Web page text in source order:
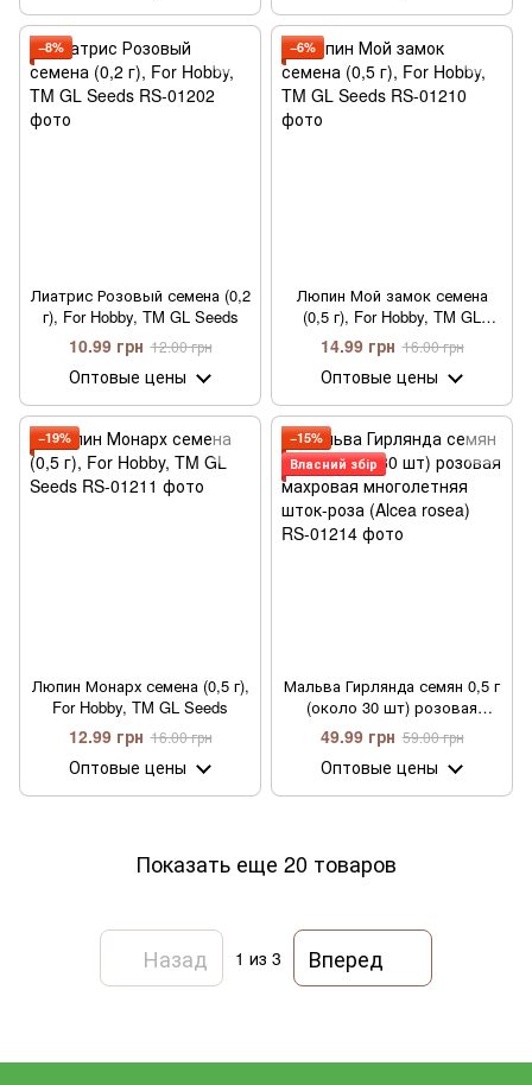
−8%
Лиатрис Розовый семена (0,2
г), For Hobby, TM GL Seeds
10.99 грн 12.00 грн
Оптовые цены
−6%
Люпин Мой замок семена
(0,5 г), For Hobby, TM GL
Seeds
14.99 грн 16.00 грн
Оптовые цены
−19%
Люпин Монарх семена (0,5 г),
For Hobby, TM GL Seeds
12.99 грн 16.00 грн
Оптовые цены
−15%
Власний збір
Мальва Гирлянда семян 0,5 г
(около 30 шт) розовая
махровая многолетняя шток-
роза (Alcea rosea)
49.99 грн 59.00 грн
Оптовые цены
Показать еще 20 товаров
Назад 1 из 3 Вперед